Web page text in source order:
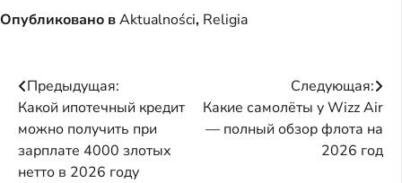
Опубликовано вAktualności, Religia
Навигация
по
записям
Предыдущая:
Какой ипотечный кредит
можно получить при
зарплате 4000 злотых
нетто в 2026 году
Следующая:
Какие самолёты у Wizz Air
— полный обзор флота на
2026 год